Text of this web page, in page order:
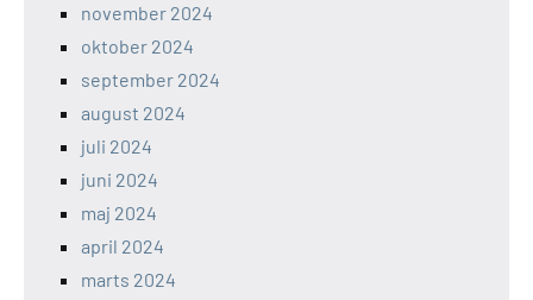
november 2024
oktober 2024
september 2024
august 2024
juli 2024
juni 2024
maj 2024
april 2024
marts 2024